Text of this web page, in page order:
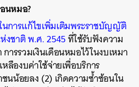
นหมอ?
นการแก้ไขเพิ่มเติมพระราชบัญญัติ
ชาติ พ.ศ. 2545ที่ใช้รับฟังความ
ารรวมเงินเดือนหมอไว้ในงบเหมา
ลืองบค่าใช้จ่ายเพื่อบริการ
นน้อยลง (2) เกิดความซ้ำซ้อนใน